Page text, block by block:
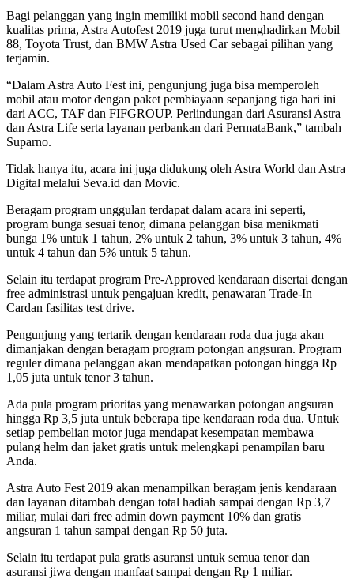
Bagi pelanggan yang ingin memiliki mobil second hand dengan
kualitas prima, Astra Autofest 2019 juga turut menghadirkan Mobil
88, Toyota Trust, dan BMW Astra Used Car sebagai pilihan yang
terjamin.
“Dalam Astra Auto Fest ini, pengunjung juga bisa memperoleh
mobil atau motor dengan paket pembiayaan sepanjang tiga hari ini
dari ACC, TAF dan FIFGROUP. Perlindungan dari Asuransi Astra
dan Astra Life serta layanan perbankan dari PermataBank,” tambah
Suparno.
Tidak hanya itu, acara ini juga didukung oleh Astra World dan Astra
Digital melalui Seva.id dan Movic.
Beragam program unggulan terdapat dalam acara ini seperti,
program bunga sesuai tenor, dimana pelanggan bisa menikmati
bunga 1% untuk 1 tahun, 2% untuk 2 tahun, 3% untuk 3 tahun, 4%
untuk 4 tahun dan 5% untuk 5 tahun.
Selain itu terdapat program Pre-Approved kendaraan disertai dengan
free administrasi untuk pengajuan kredit, penawaran Trade-In
Cardan fasilitas test drive.
Pengunjung yang tertarik dengan kendaraan roda dua juga akan
dimanjakan dengan beragam program potongan angsuran. Program
reguler dimana pelanggan akan mendapatkan potongan hingga Rp
1,05 juta untuk tenor 3 tahun.
Ada pula program prioritas yang menawarkan potongan angsuran
hingga Rp 3,5 juta untuk beberapa tipe kendaraan roda dua. Untuk
setiap pembelian motor juga mendapat kesempatan membawa
pulang helm dan jaket gratis untuk melengkapi penampilan baru
Anda.
Astra Auto Fest 2019 akan menampilkan beragam jenis kendaraan
dan layanan ditambah dengan total hadiah sampai dengan Rp 3,7
miliar, mulai dari free admin down payment 10% dan gratis
angsuran 1 tahun sampai dengan Rp 50 juta.
Selain itu terdapat pula gratis asuransi untuk semua tenor dan
asuransi jiwa dengan manfaat sampai dengan Rp 1 miliar.